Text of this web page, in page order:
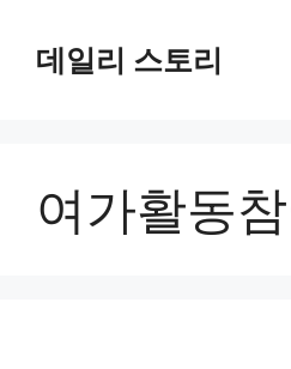
데일리 스토리
여가활동